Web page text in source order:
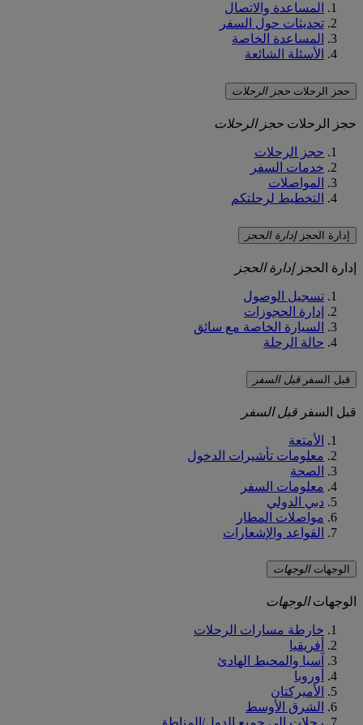
المساعدة والاتصال
تحديثات حول السفر
المساعدة الخاصة
الأسئلة الشائعة
حجز الرحلات حجز الرحلات
حجز الرحلات حجز الرحلات
حجز الرحلات
خدمات السفر
المواصلات
التخطيط لرحلتكم
إدارة الحجزإدارة الحجز
إدارة الحجزإدارة الحجز
تسجيل الوصول
إدارة الحجوزات
السيارة الخاصة مع سائق
حالة الرحلة
قبل السفرقبل السفر
قبل السفر قبل السفر
الأمتعة
معلومات تأشيرات الدخول
الصحة
معلومات السفر
دبي الدولي
مواصلات المطار
القواعد والإشعارات
الوجهاتالوجهات
الوجهاتالوجهات
خارطة مسارات الرحلات
أفريقيا
آسيا والمحيط الهادئ
أوروبا
الأميركتان
الشرق الأوسط